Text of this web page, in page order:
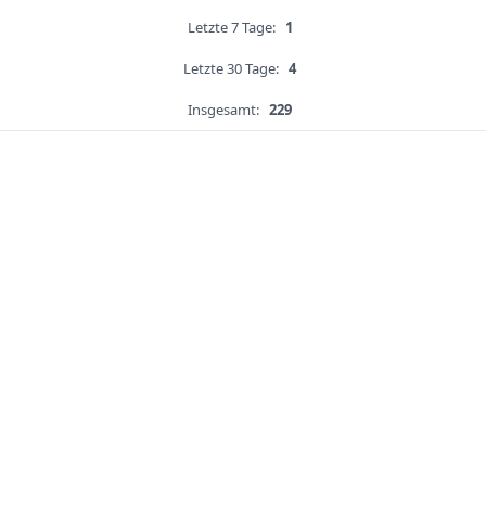
Letzte 7 Tage: 1
Letzte 30 Tage: 4
Insgesamt: 229